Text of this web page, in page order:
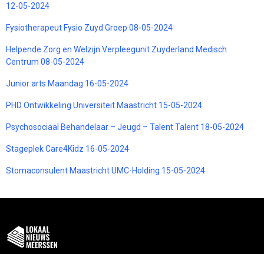
12-05-2024
Fysiotherapeut Fysio Zuyd Groep 08-05-2024
Helpende Zorg en Welzijn Verpleegunit Zuyderland Medisch
Centrum 08-05-2024
Junior arts Maandag 16-05-2024
PHD Ontwikkeling Universiteit Maastricht 15-05-2024
Psychosociaal Behandelaar – Jeugd – Talent Talent 18-05-2024
Stageplek Care4Kidz 16-05-2024
Stomaconsulent Maastricht UMC-Holding 15-05-2024